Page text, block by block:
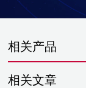
相关产品
相关文章